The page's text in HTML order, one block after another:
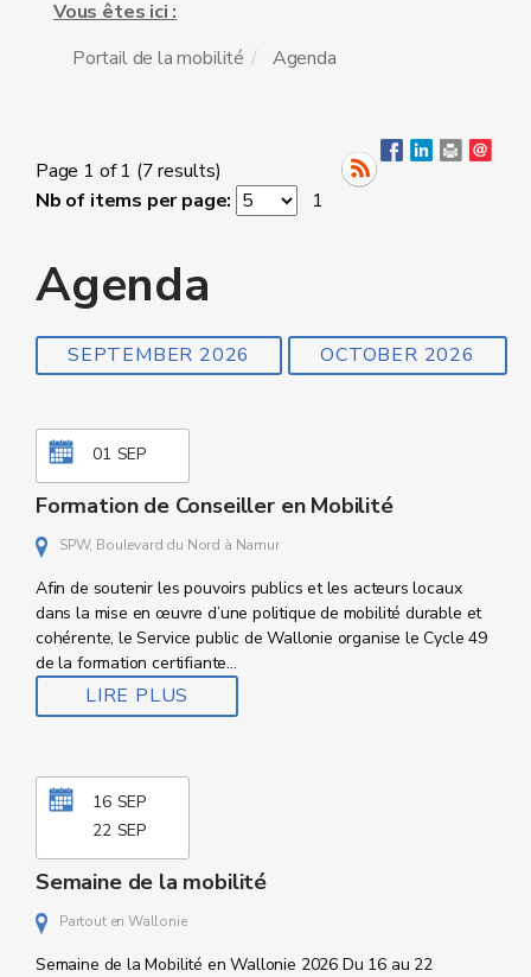
Vous êtes ici :
Portail de la mobilité
Agenda
Page 1 of 1 (7 results)
Nb of items per page:
1
Agenda
SEPTEMBER 2026 OCTOBER 2026
01 SEP
Formation de Conseiller en Mobilité
SPW, Boulevard du Nord à Namur
Afin de soutenir les pouvoirs publics et les acteurs locaux
dans la mise en œuvre d’une politique de mobilité durable et
cohérente, le Service public de Wallonie organise le Cycle 49
de la formation certifiante...
LIRE PLUS
16 SEP
22 SEP
Semaine de la mobilité
Partout en Wallonie
Semaine de la Mobilité en Wallonie 2026 Du 16 au 22